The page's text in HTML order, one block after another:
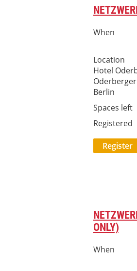
When
Location
Hotel
Berlin
Spaces left
Registered
ONLY)
When